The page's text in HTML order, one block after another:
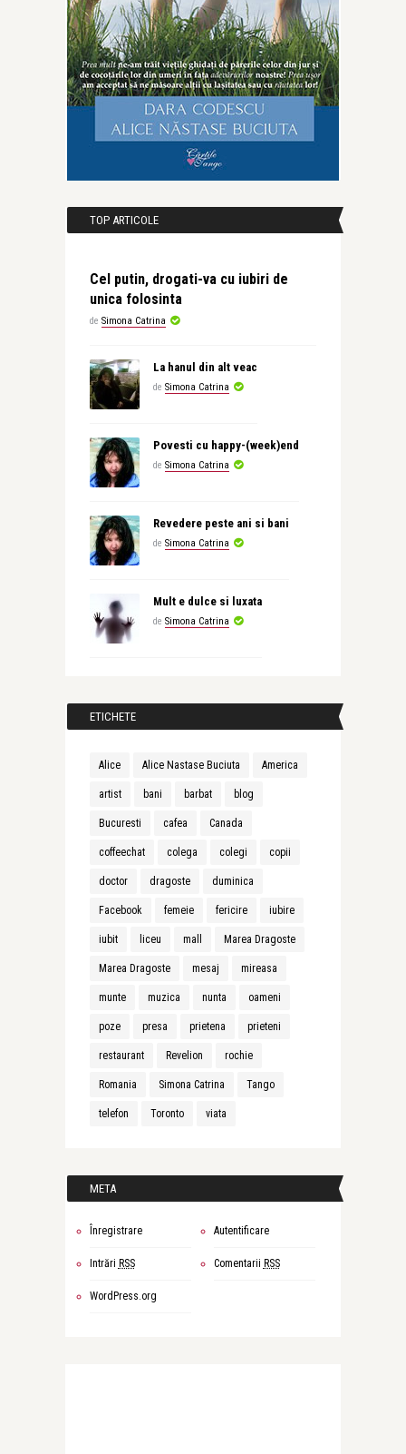
TOP ARTICOLE
Cel putin, drogati-va cu iubiri de
unica folosinta
de Simona Catrina
La hanul din alt veac
de Simona Catrina
Povesti cu happy-(week)end
de Simona Catrina
Revedere peste ani si bani
de Simona Catrina
Mult e dulce si luxata
de Simona Catrina
ETICHETE
Alice Alice Nastase Buciuta America
artist bani barbat blog
Bucuresti cafea Canada
coffeechat colega colegi copii
doctor dragoste duminica
Facebook femeie fericire iubire
iubit liceu mall Marea Dragoste
Marea Dragoste mesaj mireasa
munte muzica nunta oameni
poze presa prietena prieteni
restaurant Revelion rochie
Romania Simona Catrina Tango
telefon Toronto viata
META
Înregistrare Autentificare
Intrări RSS Comentarii RSS
WordPress.org